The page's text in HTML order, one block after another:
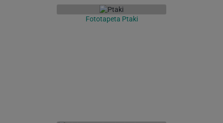
Fototapeta Ptaki